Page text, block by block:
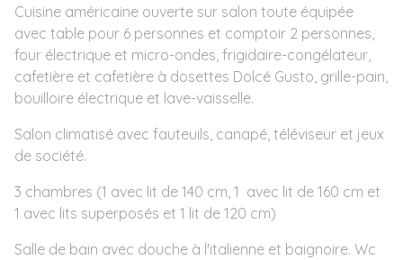
Cuisine américaine ouverte sur salon toute équipée
avec table pour 6 personnes et comptoir 2 personnes,
four électrique et micro-ondes, frigidaire-congélateur,
cafetière et cafetière à dosettes Dolcé Gusto, grille-pain,
bouilloire électrique et lave-vaisselle.
Salon climatisé avec fauteuils, canapé, téléviseur et jeux
de société.
3 chambres (1 avec lit de 140 cm, 1 avec lit de 160 cm et
1 avec lits superposés et 1 lit de 120 cm)
Salle de bain avec douche à l'italienne et baignoire. Wc